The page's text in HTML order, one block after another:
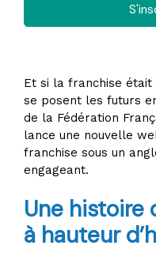
Et si la franchise était
se posent les futurs
de la Fédération
lance une nouvelle
franchise sous un
engageant.
Une histoire
à hauteur